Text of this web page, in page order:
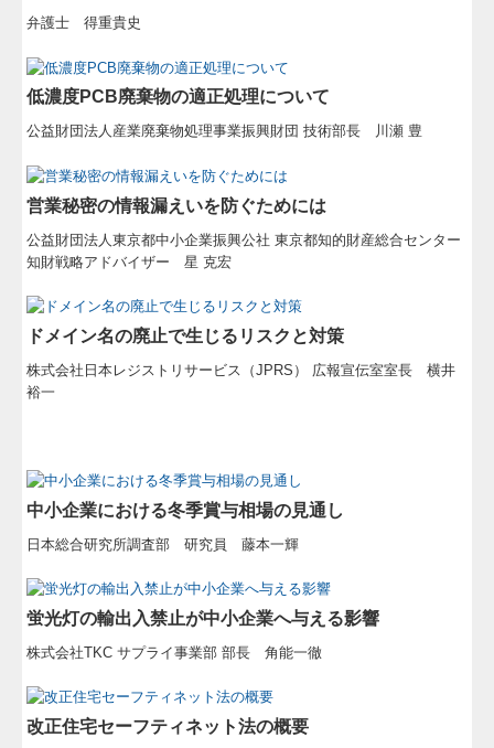
有限会社せとうち会計センター
弁護士 得重貴史
低濃度PCB廃棄物の適正処理について
公益財団法人産業廃棄物処理事業振興財団 技術部長 川瀬 豊
営業秘密の情報漏えいを防ぐためには
公益財団法人東京都中小企業振興公社 東京都知的財産総合センター
知財戦略アドバイザー 星 克宏
ドメイン名の廃止で生じるリスクと対策
株式会社日本レジストリサービス（JPRS） 広報宣伝室室長 横井
裕一
中小企業における冬季賞与相場の見通し
日本総合研究所調査部 研究員 藤本一輝
蛍光灯の輸出入禁止が中小企業へ与える影響
株式会社TKC サプライ事業部 部長 角能一徹
改正住宅セーフティネット法の概要